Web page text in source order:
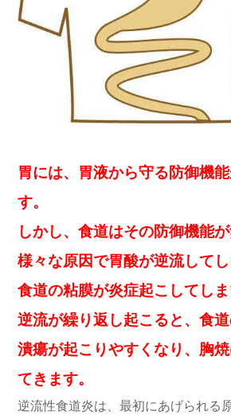
胃には、胃液から守る防御機
す。
しかし、食道はその防御機能
様々な原因で胃酸が逆流して
食道の粘膜が炎症起こしてしま
逆流が繰り返し起こると、食道
潰瘍が起こりやすくなり、胸
てきます。
逆流性食道炎は、最初にあげられる